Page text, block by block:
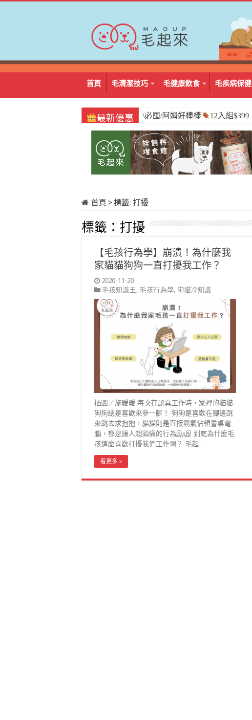
首頁 毛清潔技巧 毛健康飲食 毛疾病保健
最新優惠 \必囤/阿姆好棒棒 12入組$399
首頁 > 標籤: 打擾
標籤： 打擾
【毛孩行為學】崩潰！為什麼我
家貓貓狗狗一直打擾我工作？
2020-11-20
毛孩知識王, 毛孩行為學, 狗貓冷知識
插圖／施暖暖 每次在認真工作時，家裡的貓貓
狗狗總是喜歡來參一腳！ 狗狗是喜歡在腳邊跳
來跳去求抱抱，貓貓則是直接霸氣佔領書桌電
腦，都是讓人超頭痛的行為இдஇ 到底為什麼毛
孩這麼喜歡打擾我們工作啊？ 毛起 …
看更多 »